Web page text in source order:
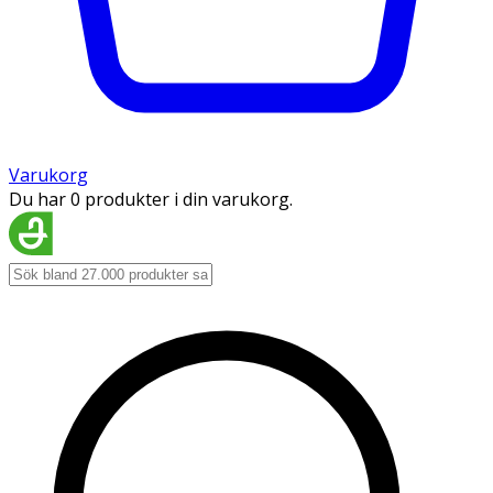
Varukorg
Du har 0 produkter i din varukorg.